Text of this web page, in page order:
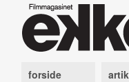
forside